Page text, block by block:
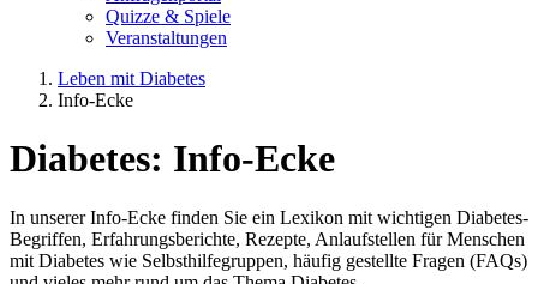
Quizze & Spiele
Veranstaltungen
Leben mit Diabetes
Info-Ecke
Diabetes: Info-Ecke
In unserer Info-Ecke finden Sie ein Lexikon mit wichtigen Diabetes-
Begriffen, Erfahrungsberichte, Rezepte, Anlaufstellen für Menschen
mit Diabetes wie Selbsthilfegruppen, häufig gestellte Fragen (FAQs)